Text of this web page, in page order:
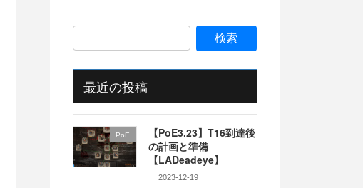
最近の投稿
PoE
【PoE3.23】T16到達後
の計画と準備
【LADeadeye】
2023-12-19